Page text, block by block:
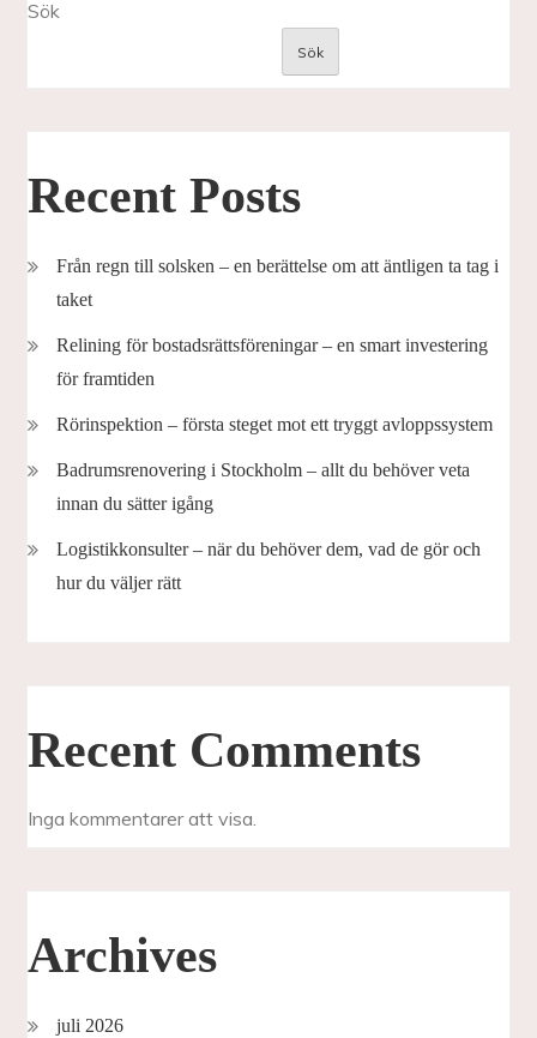
Sök
Sök
Recent Posts
Från regn till solsken – en berättelse om att äntligen ta tag i
taket
Relining för bostadsrättsföreningar – en smart investering
för framtiden
Rörinspektion – första steget mot ett tryggt avloppssystem
Badrumsrenovering i Stockholm – allt du behöver veta
innan du sätter igång
Logistikkonsulter – när du behöver dem, vad de gör och
hur du väljer rätt
Recent Comments
Inga kommentarer att visa.
Archives
juli 2026